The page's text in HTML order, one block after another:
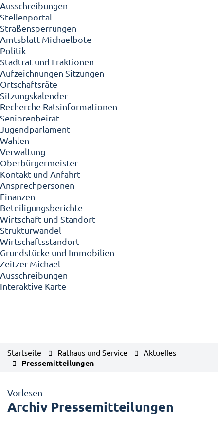
Ausschreibungen
Stellenportal
Straßensperrungen
Amtsblatt Michaelbote
Politik
Stadtrat und Fraktionen
Aufzeichnungen Sitzungen
Ortschaftsräte
Sitzungskalender
Recherche Ratsinformationen
Seniorenbeirat
Jugendparlament
Wahlen
Verwaltung
Oberbürgermeister
Kontakt und Anfahrt
Ansprechpersonen
Finanzen
Beteiligungsberichte
Wirtschaft und Standort
Strukturwandel
Wirtschaftsstandort
Grundstücke und Immobilien
Zeitzer Michael
Ausschreibungen
Interaktive Karte
Startseite Rathaus und Service Aktuelles
Pressemitteilungen
Vorlesen
Archiv Pressemitteilungen